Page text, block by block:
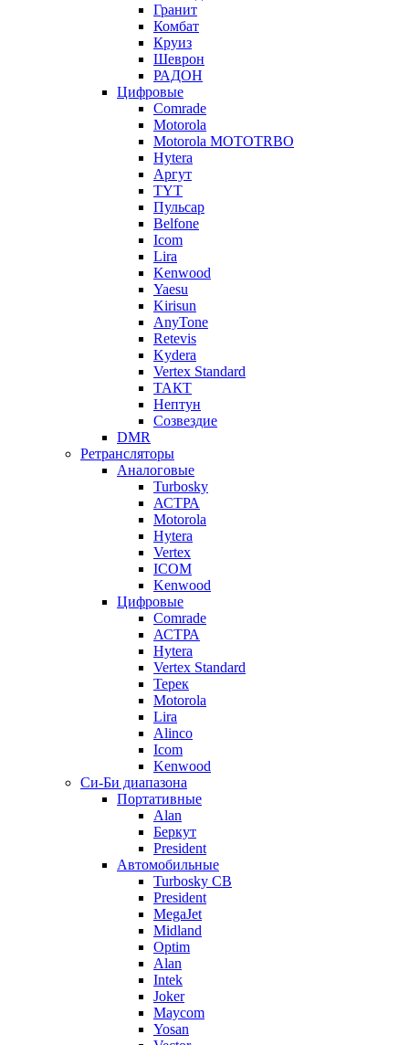
Гранит
Комбат
Круиз
Шеврон
РАДОН
Цифровые
Comrade
Motorola
Motorola MOTOTRBO
Hytera
Аргут
TYT
Пульсар
Belfone
Icom
Lira
Kenwood
Yaesu
Kirisun
AnyTone
Retevis
Kydera
Vertex Standard
ТАКТ
Нептун
Созвездие
DMR
Ретрансляторы
Аналоговые
Turbosky
АСТРА
Motorola
Hytera
Vertex
ICOM
Kenwood
Цифровые
Comrade
АСТРА
Hytera
Vertex Standard
Терек
Motorola
Lira
Alinco
Icom
Kenwood
Си-Би диапазона
Портативные
Alan
Беркут
President
Автомобильные
Turbosky CB
President
MegaJet
Midland
Optim
Alan
Intek
Joker
Maycom
Yosan